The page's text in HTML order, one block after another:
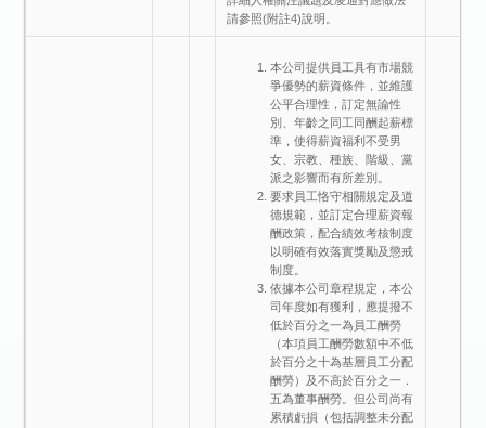
請參照(附註4)說明。
本公司提供員工具有市場競
爭優勢的薪資條件，並維護
公平合理性，訂定無論性
別、年齡之同工同酬起薪標
準，使得薪資福利不受男
女、宗教、種族、階級、黨
派之影響而有所差別。
要求員工恪守相關規定及道
德規範，並訂定合理薪資報
酬政策，配合績效考核制度
以明確有效落實獎勵及懲戒
制度。
依據本公司章程規定，本公
司年度如有獲利，應提撥不
低於百分之一為員工酬勞
（本項員工酬勞數額中不低
於百分之十為基層員工分配
酬勞）及不高於百分之一．
五為董事酬勞。但公司尚有
累積虧損（包括調整未分配